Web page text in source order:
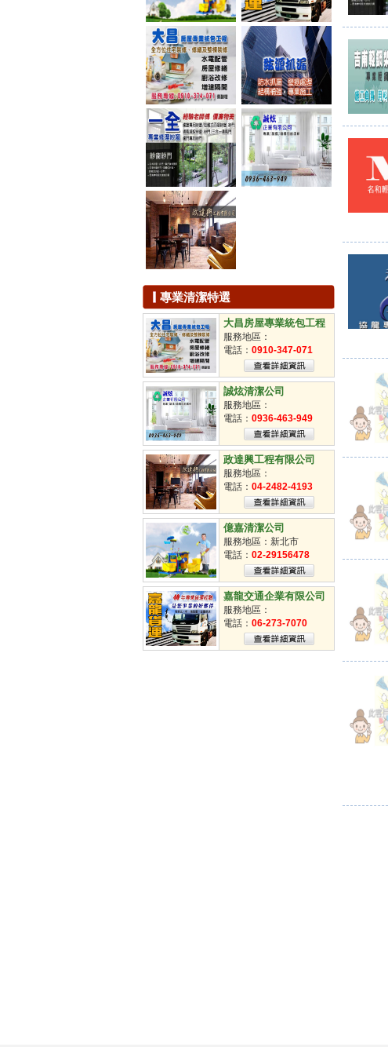
滅鼠
除蟲
白蟻防治
滅蚊
除臭工程
抽水肥
下水道清洗
儲油槽清洗
汙水池處理
洗水塔
通水溝
通水管
鐘點清潔工
不定時派遣
定時派遣
掃街車派遣
臨時工
清潔工
專業清潔特選
大昌房屋專業統包工程
服務地區：
電話： 0910-347-071
誠炫清潔公司
服務地區：
電話： 0936-463-949
政達興工程有限公司
服務地區：
電話： 04-2482-4193
億嘉清潔公司
服務地區：新北市
電話： 02-29156478
嘉龍交通企業有限公司
服務地區：
電話： 06-273-7070